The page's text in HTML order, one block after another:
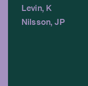
Levin, K
Nilsson, JP